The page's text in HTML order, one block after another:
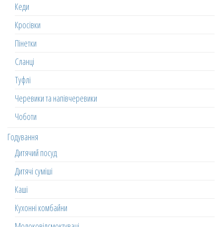
Кеди
Кросівки
Пінетки
Сланці
Туфлі
Черевики та напівчеревики
Чоботи
Годування
Дитячий посуд
Дитячі суміші
Каші
Кухонні комбайни